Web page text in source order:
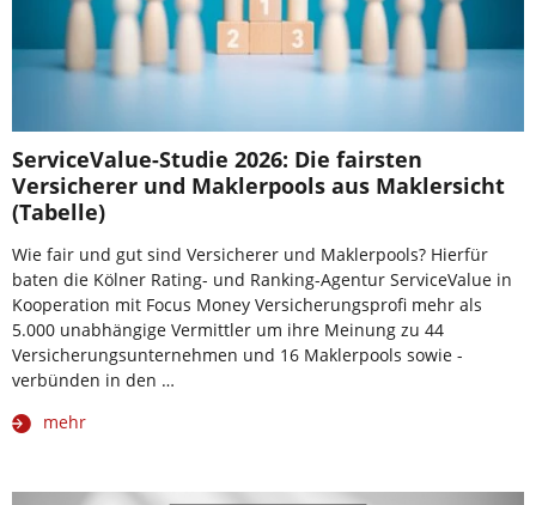
ServiceValue-Studie 2026: Die fairsten
Versicherer und Maklerpools aus Maklersicht
(Tabelle)
Wie fair und gut sind Versicherer und Maklerpools? Hierfür
baten die Kölner Rating- und Ranking-Agentur ServiceValue in
Kooperation mit Focus Money Versicherungsprofi mehr als
5.000 unabhängige Vermittler um ihre Meinung zu 44
Versicherungsunternehmen und 16 Maklerpools sowie -
verbünden in den …
mehr